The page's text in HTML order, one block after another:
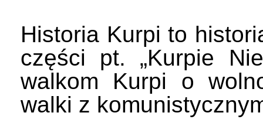
Historia Kurpi to
części pt. „Kurpie
walkom Kurpi o
walki z